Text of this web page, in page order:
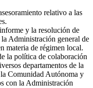
relativo a las
y la resolución de
Administración general de
materia de régimen local.
la política de colaboración
departamentos de la
Comunidad Autónoma y
con la Administración